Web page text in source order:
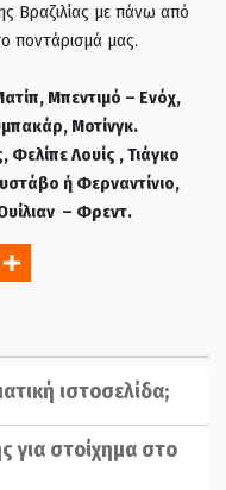
Βραζιλίας με πάνω από
ποντάρισμά μας.
Μπεντιμό – Ενόχ,
Μοτίνγκ.
Φελίπε Λουίς , Τιάγκο
ή Φερναντίνιο,
– Φρεντ.
ιστοσελίδα;
για στοίχημα στο